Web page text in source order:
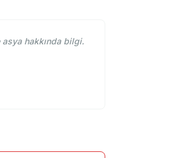
asya hakkında bilgi.